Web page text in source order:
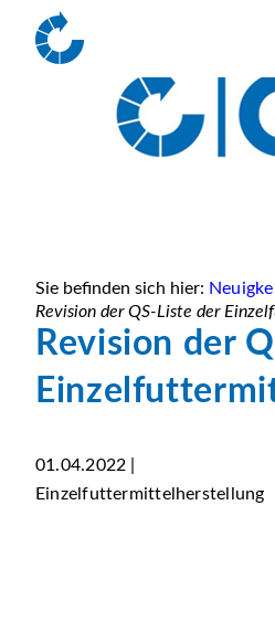
Sie befinden sich hier:
Revision der QS-Liste der
Revision der
01.04.2022 |
Einzelfuttermittelherstellung